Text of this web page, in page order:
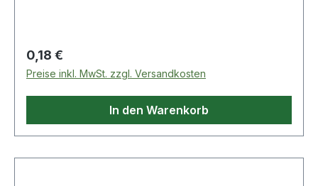
Regulärer Preis:
0,18 €
Preise inkl. MwSt. zzgl. Versandkosten
In den Warenkorb